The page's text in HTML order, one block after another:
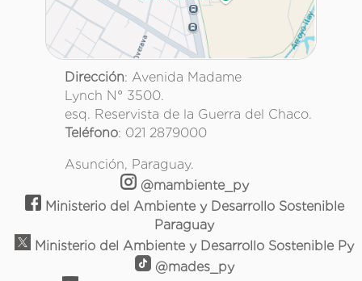
Dirección: Avenida Madame
Lynch N° 3500.
esq. Reservista de la Guerra del Chaco.
Teléfono: 021 2879000
Asunción, Paraguay.
@mambiente_py
Ministerio del Ambiente y Desarrollo Sostenible
Paraguay
Ministerio del Ambiente y Desarrollo Sostenible Py
@mades_py